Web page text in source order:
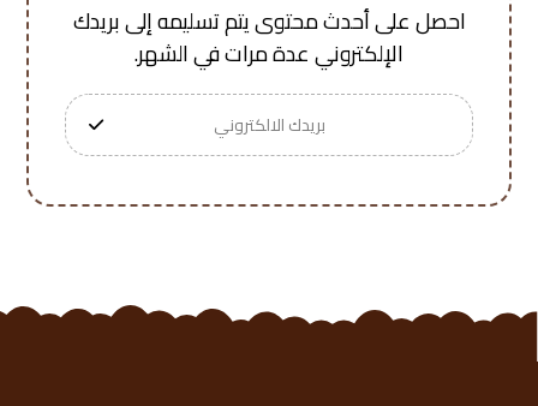
احصل على أحدث محتوى يتم تسليمه إلى بريدك
الإلكتروني عدة مرات في الشهر.